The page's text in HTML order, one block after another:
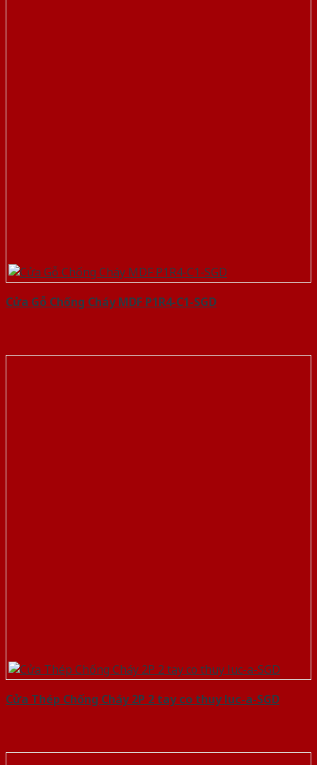
Cửa Gỗ Chống Cháy MDF P1R4-C1-SGD
Cửa Thép Chống Cháy 2P 2 tay co thuy luc-a-SGD